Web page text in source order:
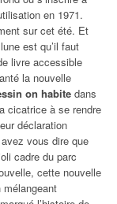
en 1971.
sur cet été. Et
est qu’il faut
livre accessible
la nouvelle
on habite dans
cicatrice à se rendre
déclaration
vous dire que
cadre du parc
cette nouvelle